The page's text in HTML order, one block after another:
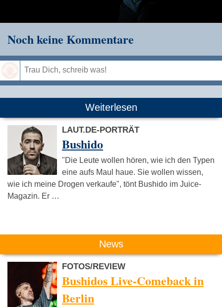
Noch keine Kommentare
Weiterlesen
LAUT.DE-PORTRÄT
Bushido
"Die Leute wollen hören, wie ich den Typen
eine aufs Maul haue. Sie wollen wissen,
wie ich meine Drogen verkaufe", tönt Bushido im Juice-
Magazin. Er …
News
FOTOS/REVIEW
Bushidos Live-Comeback in
Berlin